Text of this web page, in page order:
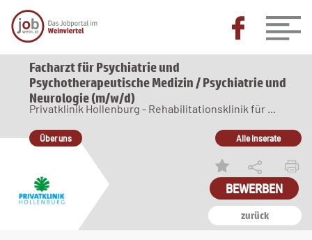
Facharzt für Psychiatrie und
Psychotherapeutische Medizin / Psychiatrie und
Neurologie (m/w/d)
zurück
Privatklinik Hollenburg - Rehabilitationsklinik für ...
Über uns Alle Inserate